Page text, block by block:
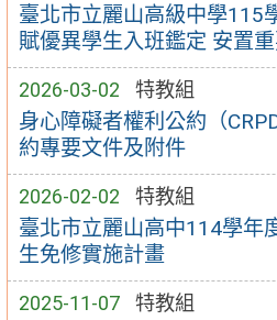
臺北市立麗山高級中學115
賦優異學生入班鑑定 安置
2026-03-02 特教組
身心障礙者權利公約（
約專要文件及附件
2026-02-02 特教組
臺北市立麗山高中114學年
生免修實施計畫
2025-11-07 特教組